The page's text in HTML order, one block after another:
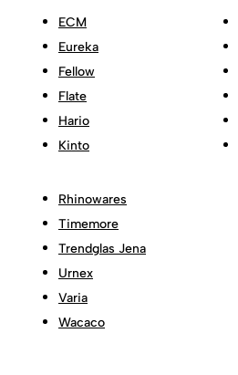
ECM
Eureka
Fellow
Flate
Hario
Kinto
Rhinowares
Timemore
Trendglas Jena
Urnex
Varia
Wacaco